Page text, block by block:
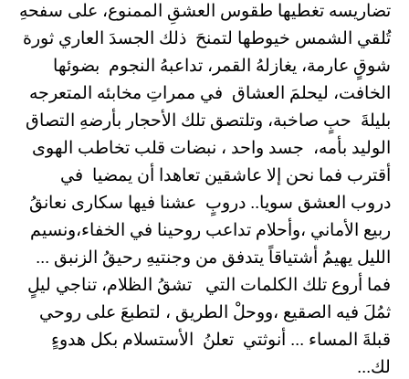
تضاريسه تغطيها طقوس العشقِ الممنوع، على سفحهِ
تُلقي الشمس خيوطها لتمنحَ ذلك الجسدَ العاري ثورة
شوقٍ عارمة، يغازلهُ القمر، تداعبهُ النجوم بضوئها
الخافت، ليحلمَ العشاق في ممراتِ مخابئه المتعرجه
بليلةَ حبٍ صاخبة، وتلتصق تلك الأحجار بأرضهِ التصاق
الوليد بأمه، جسد واحد ، نبضات قلب تخاطب الهوى
أقترب فما نحن إلا عاشقين تعاهدا أن يمضيا في
دروب العشق سويا.. دروبٍ عشنا فيها سكارى نعانقُ
ربيع الأماني ،وأحلام تداعب روحينا في الخفاء،ونسيم
الليل يهيمُ أشتياقاً يتدفق من وجنتيهِ رحيقُ الزنبق ...
فما أروع تلك الكلمات التي تشقُ الظلام، تناجي ليلٍ
ثمُلَ فيه الصقيع ،ووحلْ الطريق ، لتطبعَ على روحي
قبلةَ المساء ... أنوثتي تعلنُ الأستسلام بكل هدوءٍ
لك...